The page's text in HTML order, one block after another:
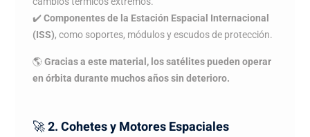
✔️Componentes de la Estación Espacial Internacional
(ISS), como soportes, módulos y escudos de protección.
🌎 Gracias a este material, los satélites pueden operar
en órbita durante muchos años sin deterioro.
🚀2. Cohetes y Motores Espaciales